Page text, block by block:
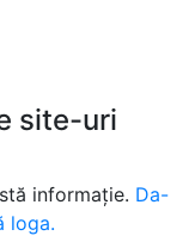
site-uri
informație. Da-
loga.